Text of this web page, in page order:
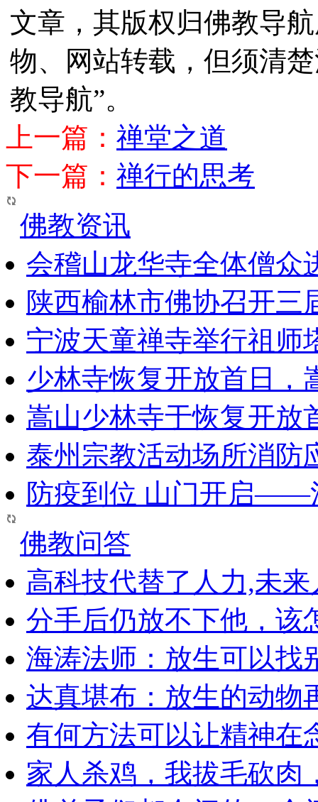
文章，其版权归佛教导
物、网站转载，但须清
教导航”。
上一篇： 禅堂之道
下一篇： 禅行的思考
佛教资讯
会稽山龙华寺全体僧众
陕西榆林市佛协召开三
宁波天童禅寺举行祖师
少林寺恢复开放首日，
嵩山少林寺于恢复开放
泰州宗教活动场所消防
防疫到位 山门开启——
佛教问答
高科技代替了人力,未
分手后仍放不下他，该
海涛法师：放生可以找
达真堪布：放生的动物
有何方法可以让精神在
家人杀鸡，我拔毛砍肉